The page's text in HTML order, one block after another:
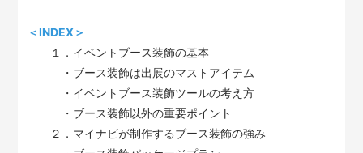
＜INDEX＞
１．イベントブース装飾の基本
・ブース装飾は出展のマストアイテム
・イベントブース装飾ツールの考え方
・ブース装飾以外の重要ポイント
２．マイナビが制作するブース装飾の強み